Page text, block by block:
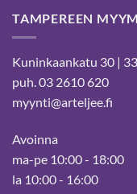
TAMPEREEN
Kuninkaankatu 30 |
puh. 03 2610 620
myynti@arteljee.fi
Avoinna
ma-pe 10:00 - 18:00
la 10:00 - 16:00